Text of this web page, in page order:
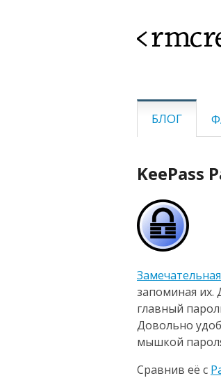
БЛОГ
KeePass
запоминая их.
главный
Довольно
мышкой
Сравнив её с